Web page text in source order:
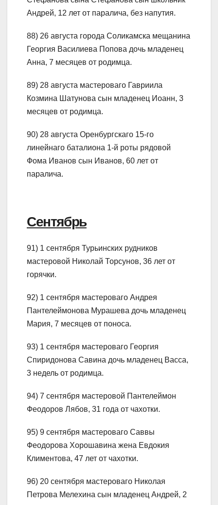
Андрей, 12 лет от паралича, без напутия.
88) 26 августа города Соликамска мещанина
Георгия Василиева Попова дочь младенец
Анна, 7 месяцев от родимца.
89) 28 августа мастероваго Гавриила
Козмина Шатунова сын младенец Иоанн, 3
месяцев от родимца.
90) 28 августа Оренбургскаго 15-го
линейнаго баталиона 1-й роты рядовой
Фома Иванов сын Иванов, 60 лет от
паралича.
Сентябрь
91) 1 сентября Турьинских рудников
мастеровой Николай Торсунов, 36 лет от
горячки.
92) 1 сентября мастероваго Андрея
Пантелеймонова Мурашева дочь младенец
Мария, 7 месяцев от поноса.
93) 1 сентября мастероваго Георгия
Спиридонова Савина дочь младенец Васса,
3 недель от родимца.
94) 7 сентября мастеровой Пантелеймон
Феодоров Лябов, 31 года от чахотки.
95) 9 сентября мастероваго Саввы
Феодорова Хорошавина жена Евдокия
Климентова, 47 лет от чахотки.
96) 20 сентября мастероваго Николая
Петрова Мелехина сын младенец Андрей, 2